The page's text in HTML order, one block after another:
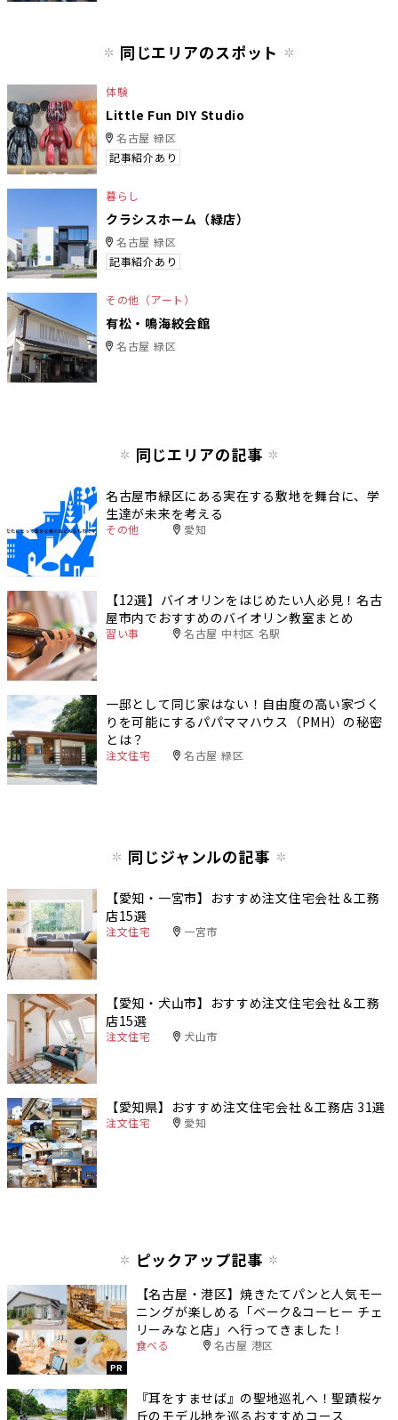
同じエリアのスポット
体験
Little Fun DIY Studio
名古屋 緑区
記事紹介あり
暮らし
クラシスホーム（緑店）
名古屋 緑区
記事紹介あり
その他（アート）
有松・鳴海絞会館
名古屋 緑区
同じエリアの記事
名古屋市緑区にある実在する敷地を舞台に、学
生達が未来を考える
その他 愛知
【12選】バイオリンをはじめたい人必見！名古
屋市内でおすすめのバイオリン教室まとめ
習い事 名古屋 中村区 名駅
一邸として同じ家はない！自由度の高い家づく
りを可能にするパパママハウス（PMH）の秘密
とは？
注文住宅 名古屋 緑区
同じジャンルの記事
【愛知・一宮市】おすすめ注文住宅会社＆工務
店15選
注文住宅 一宮市
【愛知・犬山市】おすすめ注文住宅会社＆工務
店15選
注文住宅 犬山市
【愛知県】おすすめ注文住宅会社＆工務店 31選
注文住宅 愛知
ピックアップ記事
PR
【名古屋・港区】焼きたてパンと人気モー
ニングが楽しめる「ベーク&コーヒー チェ
リーみなと店」へ行ってきました！
食べる 名古屋 港区
『耳をすませば』の聖地巡礼へ！聖蹟桜ヶ
丘のモデル地を巡るおすすめコース